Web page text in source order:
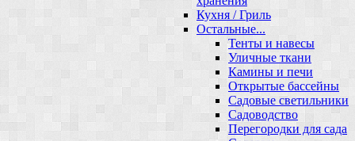
Кухня / Гриль
Остальные...
Тенты и навесы
Уличные ткани
Камины и печи
Открытые бассейны
Садовые светильники
Садоводство
Перегородки для сада